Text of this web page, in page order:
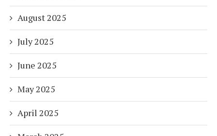
August 2025
July 2025
June 2025
May 2025
April 2025